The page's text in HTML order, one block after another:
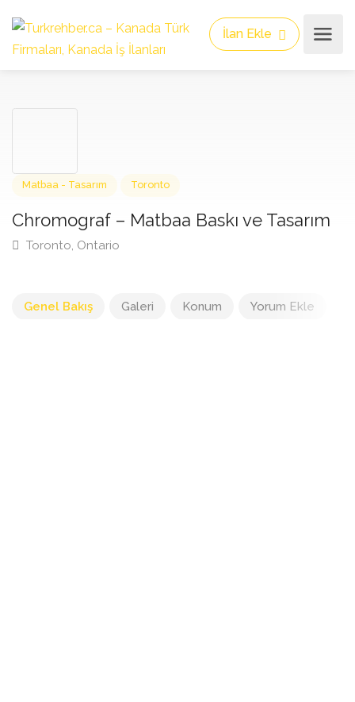
İlan Ekle
Chromograf – Matbaa Baskı ve
Genel Bakış Galeri Konum Yorum Ekle